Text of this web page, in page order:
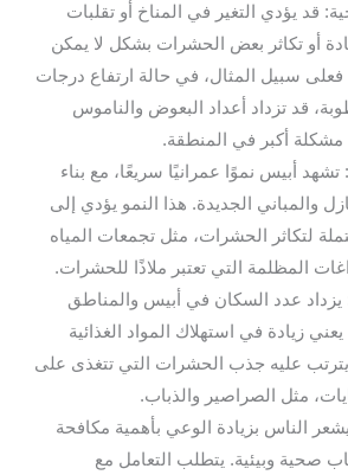
قد يؤدي التغير في المناخ أو تقلبات
أو تكاثر بعض الحشرات بشكل لا يمكن
فعلى سبيل المثال، في حالة ارتفاع درجات
قد تزداد أعداد البعوض والناموس
مشكلة أكبر في المنطقة.
تشهد أبيس نموًا عمرانيًا سريعًا، مع بناء
والمباني الجديدة. هذا النمو يؤدي إلى
لتكاثر الحشرات، مثل تجمعات المياه
المظلمة التي تعتبر ملاذًا للحشرات.
يزداد عدد السكان في أبيس والمناطق
يعني زيادة في استهلاك المواد الغذائية
يترتب عليه جذب الحشرات التي تتغذى على
مثل الصراصير والذباب.
يشعر الناس بزيادة الوعي بأهمية مكافحة
صحية وبيئية. يتطلب التعامل مع